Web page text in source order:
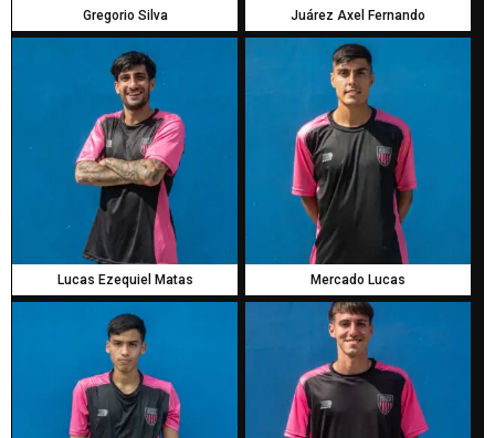
Gregorio Silva Juárez Axel Fernando
Lucas Ezequiel Matas Mercado Lucas